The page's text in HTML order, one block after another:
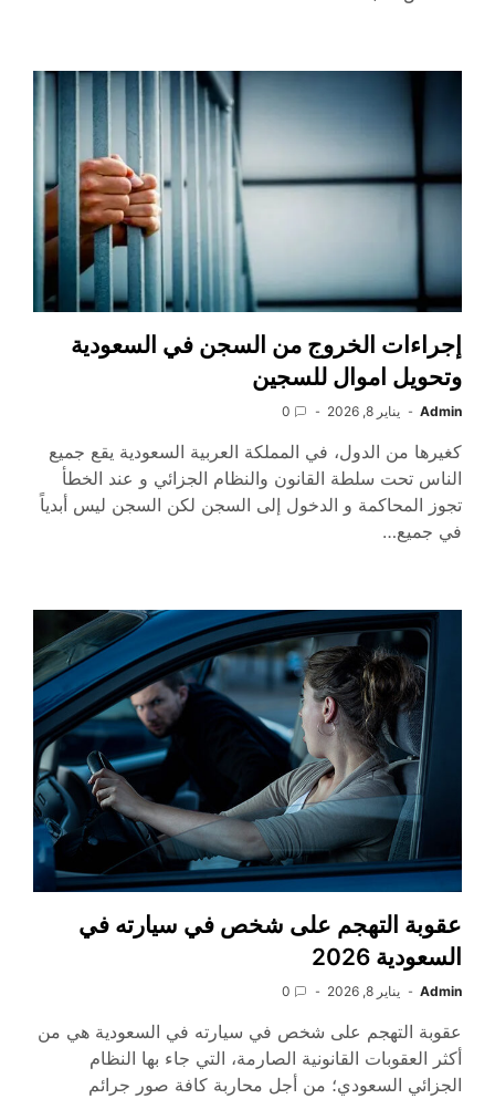
إجراءات الخروج من السجن في السعودية
وتحويل اموال للسجين
Admin يناير 8, 2026 0
كغيرها من الدول، في المملكة العربية السعودية يقع جميع
الناس تحت سلطة القانون والنظام الجزائي و عند الخطأ
تجوز المحاكمة و الدخول إلى السجن لكن السجن ليس أبدياً
في جميع…
عقوبة التهجم على شخص في سيارته في
السعودية 2026
Admin يناير 8, 2026 0
عقوبة التهجم على شخص في سيارته في السعودية هي من
أكثر العقوبات القانونية الصارمة، التي جاء بها النظام
الجزائي السعودي؛ من أجل محاربة كافة صور جرائم